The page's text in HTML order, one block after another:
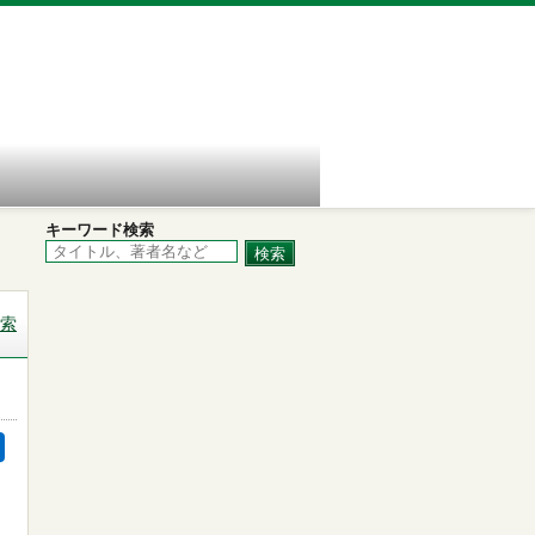
キーワード検索